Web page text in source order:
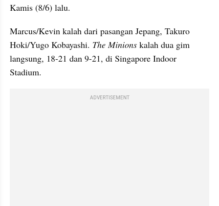
Kamis (8/6) lalu.
Marcus/Kevin kalah dari pasangan Jepang, Takuro
Hoki/Yugo Kobayashi. The Minions kalah dua gim
langsung, 18-21 dan 9-21, di Singapore Indoor
Stadium.
ADVERTISEMENT